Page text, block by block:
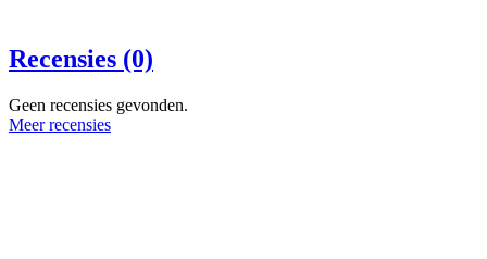
Recensies (0)
Geen recensies gevonden.
Meer recensies